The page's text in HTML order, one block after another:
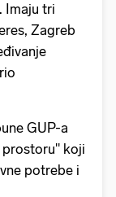
Imaju tri
Zagreb
GUP-a
prostoru" koji
potrebe i